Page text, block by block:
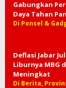
Gabungkan
Daya Tahan
Di Ponsel &
Deflasi Jabar
Liburnya MBG
Meningkat
Di Berita,